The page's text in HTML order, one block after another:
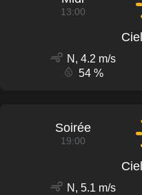
13:00
N, 4.2 m/s
54 %
Soirée
19:00
N, 5.1 m/s